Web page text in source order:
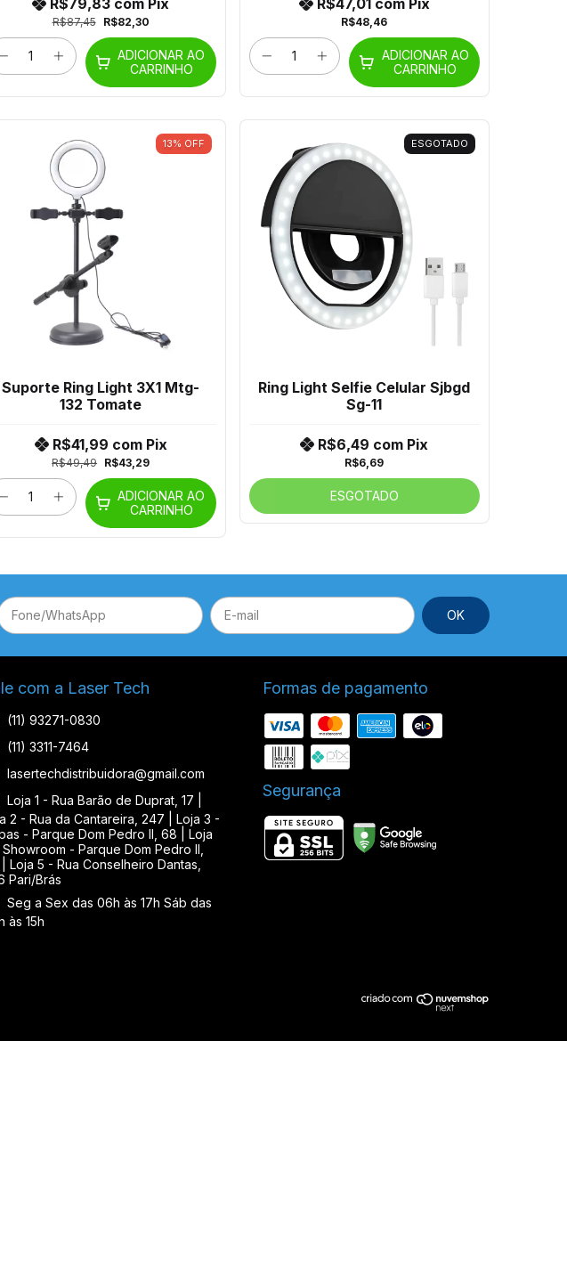
R$87,45 R$82,30
R$79,83 com Pix
ADICIONAR AO
CARRINHO
R$48,46
R$47,01 com Pix
ADICIONAR AO
CARRINHO
13% OFF
Suporte Ring Light 3X1 Mtg-
132 Tomate
R$49,49 R$43,29
R$41,99 com Pix
ADICIONAR AO
CARRINHO
ESGOTADO
Ring Light Selfie Celular Sjbgd
Sg-11
R$6,69
R$6,49 com Pix
ESGOTADO
com a Laser Tech
(11) 93271-0830
(11) 3311-7464
lasertechdistribuidora@gmail.com
Loja 1 - Rua Barão de Duprat, 17 |
2 - Rua da Cantareira, 247 | Loja 3 -
- Parque Dom Pedro II, 68 | Loja
- Parque Dom Pedro II,
Loja 5 - Rua Conselheiro Dantas,
Pari/Brás
Seg a Sex das 06h às 17h Sáb das
às 15h
Formas de pagamento
Segurança